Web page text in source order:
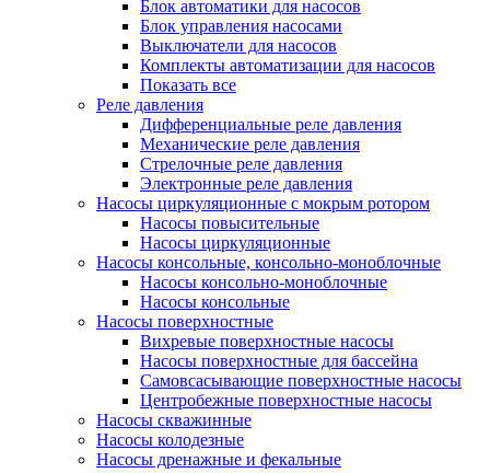
Блок автоматики для насосов
Блок управления насосами
Выключатели для насосов
Комплекты автоматизации для насосов
Показать все
Реле давления
Дифференциальные реле давления
Механические реле давления
Стрелочные реле давления
Электронные реле давления
Насосы циркуляционные с мокрым ротором
Насосы повысительные
Насосы циркуляционные
Насосы консольные, консольно-моноблочные
Насосы консольно-моноблочные
Насосы консольные
Насосы поверхностные
Вихревые поверхностные насосы
Насосы поверхностные для бассейна
Самовсасывающие поверхностные насосы
Центробежные поверхностные насосы
Насосы скважинные
Насосы колодезные
Насосы дренажные и фекальные